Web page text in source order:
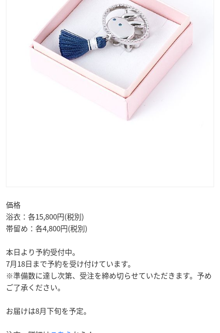
価格
浴衣：各15,800円(税別)
帯留め：各4,800円(税別)
本日より予約受付中。
7月18日まで予約を受け付けています。
※準備数に達し次第、受注を締め切らせていただきます。予め
ご了承ください。
お届けは8月下旬を予定。